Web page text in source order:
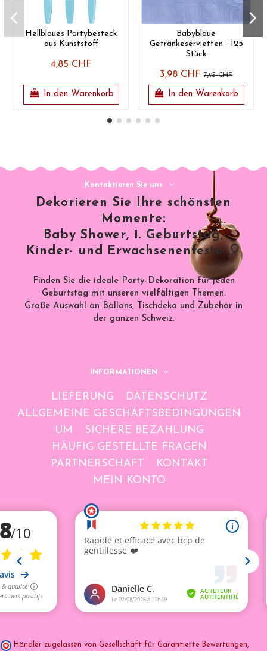
Hellblaues Partybesteck
aus Kunststoff
4,85 CHF
In den Warenkorb
Babyblaue
Getränkeservietten - 125
Stück
3,98 CHF7,95 CHF
In den Warenkorb
Kontaktieren Sie uns
Dekorieren Sie Ihre schönsten
Momente:
Baby Shower, 1. Geburtstag,
Kinder- und Erwachsenenfeste 🎈
Finden Sie die ideale Party-Dekoration für jeden
Geburtstag mit unseren vielfältigen Themen.
Große Auswahl an Ballons, Tischdeko und Zubehör in
der ganzen Schweiz.
INFORMATIONEN
LIEFERUNG
DATENSCHUTZ
ALLGEMEINE GESCHÄFTSBEDINGUNGEN
UM
SICHERE BEZAHLUNG
HÄUFIG GESTELLTE FRAGEN
PARTNERSCHAFT
KONTAKT
MEIN KONTO
Händler zugelassen von Gesellschaft für Garantierte Bewertungen,